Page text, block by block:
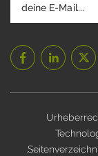
.